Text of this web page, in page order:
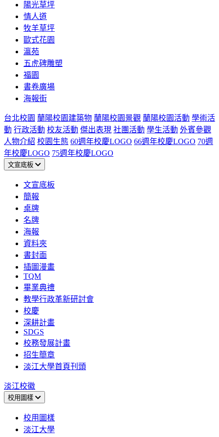
陽光草坪
情人道
牧羊草坪
歐式花園
瀛苑
五虎碑雕塑
福園
書卷廣場
海報街
台北校園 蘭陽校園建築物 蘭陽校園景觀 蘭陽校園活動 學術活
動 行政活動 校友活動 傑出表現 社團活動 學生活動 外賓參觀
人物介紹 校園生態 60週年校慶LOGO 66週年校慶LOGO 70週
年校慶LOGO 75週年校慶LOGO
文宣底板
文宣底板
簡報
桌牌
名牌
海報
資料夾
書封面
插圖漫畫
TQM
畢業典禮
教學行政革新研討會
校慶
深耕計畫
SDGS
校務發展計畫
招生簡章
淡江大學首頁刊頭
淡江校徽
校用圖樣
校用圖樣
淡江大學